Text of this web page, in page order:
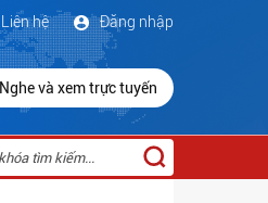
Đăng nhập
Liên hệ
Nghe và xem trực tuyến